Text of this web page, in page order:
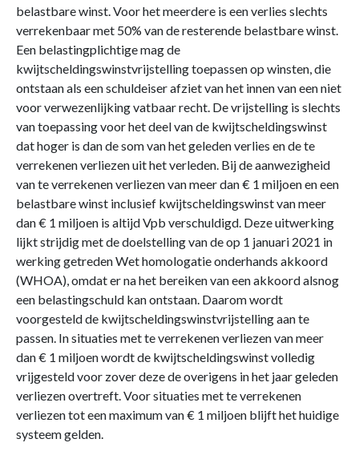
belastbare winst. Voor het meerdere is een verlies slechts
verrekenbaar met 50% van de resterende belastbare winst.
Een belastingplichtige mag de
kwijtscheldingswinstvrijstelling toepassen op winsten, die
ontstaan als een schuldeiser afziet van het innen van een niet
voor verwezenlijking vatbaar recht. De vrijstelling is slechts
van toepassing voor het deel van de kwijtscheldingswinst
dat hoger is dan de som van het geleden verlies en de te
verrekenen verliezen uit het verleden. Bij de aanwezigheid
van te verrekenen verliezen van meer dan € 1 miljoen en een
belastbare winst inclusief kwijtscheldingswinst van meer
dan € 1 miljoen is altijd Vpb verschuldigd. Deze uitwerking
lijkt strijdig met de doelstelling van de op 1 januari 2021 in
werking getreden Wet homologatie onderhands akkoord
(WHOA), omdat er na het bereiken van een akkoord alsnog
een belastingschuld kan ontstaan. Daarom wordt
voorgesteld de kwijtscheldingswinstvrijstelling aan te
passen. In situaties met te verrekenen verliezen van meer
dan € 1 miljoen wordt de kwijtscheldingswinst volledig
vrijgesteld voor zover deze de overigens in het jaar geleden
verliezen overtreft. Voor situaties met te verrekenen
verliezen tot een maximum van € 1 miljoen blijft het huidige
systeem gelden.